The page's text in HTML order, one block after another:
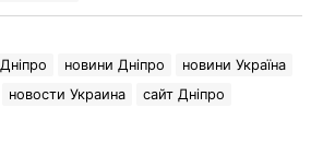
Дніпро новини Дніпро
новини Україна
новости Украина
сайт Дніпро